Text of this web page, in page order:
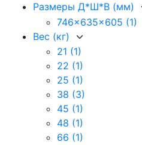
Размеры Д*Ш*В (мм)
746x635x605 (1)
Вес (кг)
21 (1)
22 (1)
25 (1)
38 (3)
45 (1)
48 (1)
66 (1)